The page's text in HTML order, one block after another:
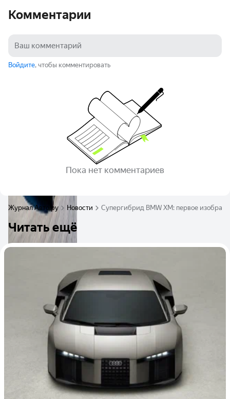
Комментарии
Войдите, чтобы комментировать
Пока нет комментариев
Журнал Авто.ру Новости Супергибрид BMW XM: первое
Читать ещё